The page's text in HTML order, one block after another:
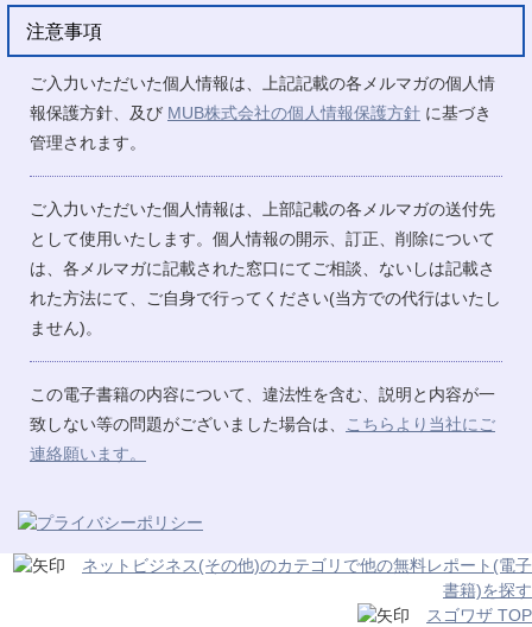
注意事項
ご入力いただいた個人情報は、上記記載の各メルマガの個人情
報保護方針、及び MUB株式会社の個人情報保護方針 に基づき
管理されます。
ご入力いただいた個人情報は、上部記載の各メルマガの送付先
として使用いたします。個人情報の開示、訂正、削除について
は、各メルマガに記載された窓口にてご相談、ないしは記載さ
れた方法にて、ご自身で行ってください(当方での代行はいたし
ません)。
この電子書籍の内容について、違法性を含む、説明と内容が一
致しない等の問題がございました場合は、
こちらより当社にご
連絡願います。
ネットビジネス(その他)のカテゴリで他の無料レポート(電子
書籍)を探す
スゴワザ TOP